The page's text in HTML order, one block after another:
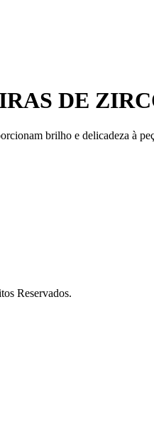
DE
brilho e delicadeza à
Reservados.